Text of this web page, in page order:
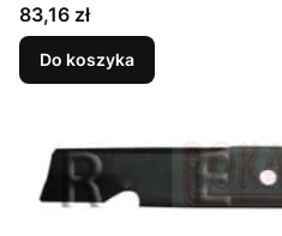
Cena
83,16 zł
Do koszyka